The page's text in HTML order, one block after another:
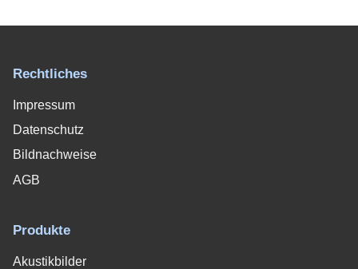
Rechtliches
Impressum
Datenschutz
Bildnachweise
AGB
Produkte
Akustikbilder